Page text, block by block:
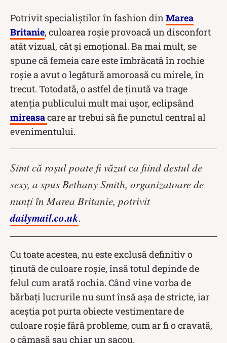
Potrivit specialiștilor în fashion din Marea
Britanie, culoarea roșie provoacă un disconfort
atât vizual, cât și emoțional. Ba mai mult, se
spune că femeia care este îmbrăcată în rochie
roșie a avut o legătură amoroasă cu mirele, în
trecut. Totodată, o astfel de ținută va trage
atenția publicului mult mai ușor, eclipsând
mireasacare ar trebui să fie punctul central al
evenimentului.
Simt că roșul poate fi văzut ca fiind destul de
sexy, a spus Bethany Smith, organizatoare de
nunți în Marea Britanie, potrivit
dailymail.co.uk.
Cu toate acestea, nu este exclusă definitiv o
ținută de culoare roșie, însă totul depinde de
felul cum arată rochia. Când vine vorba de
bărbați lucrurile nu sunt însă așa de stricte, iar
aceștia pot purta obiecte vestimentare de
culoare roșie fără probleme, cum ar fi o cravată,
o cămașă sau chiar un sacou.